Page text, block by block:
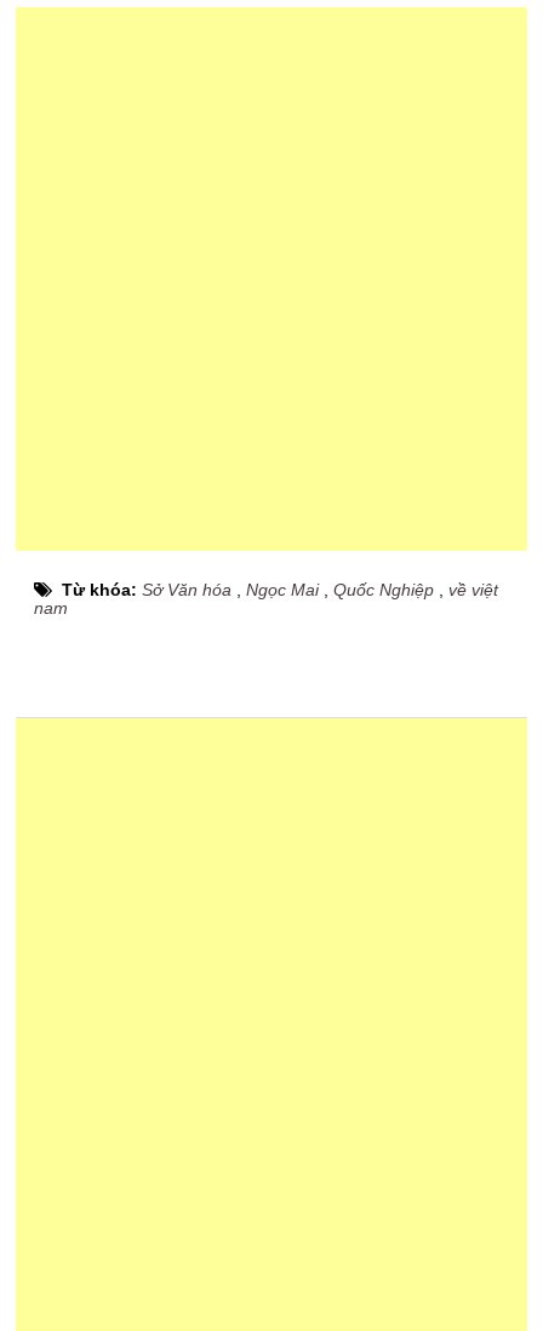
Từ khóa:Sở Văn hóa ,Ngọc Mai,Quốc Nghiệp ,về việt
nam